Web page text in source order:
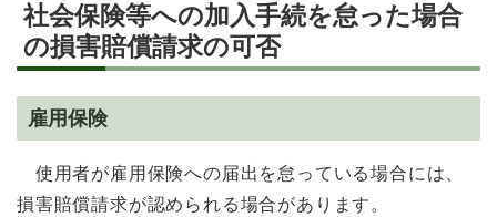
社会保険等への加入手続を怠った場合
の損害賠償請求の可否
雇用保険
使用者が雇用保険への届出を怠っている場合には、
損害賠償請求が認められる場合があります。